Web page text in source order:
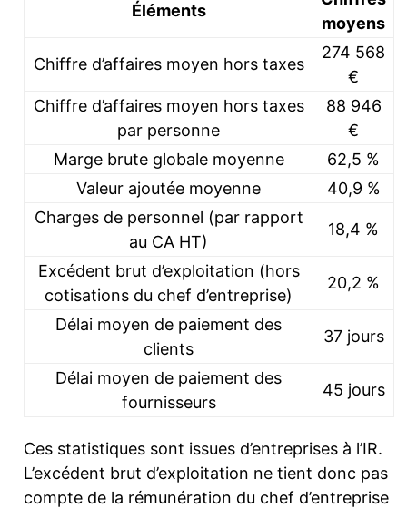
Éléments
moyens
Chiffre d’affaires moyen hors taxes
274 568
€
Chiffre d’affaires moyen hors taxes
par personne
88 946
€
Marge brute globale moyenne
62,5 %
Valeur ajoutée moyenne
40,9 %
Charges de personnel (par rapport
au CA HT)
18,4 %
Excédent brut d’exploitation (hors
cotisations du chef d’entreprise)
20,2 %
Délai moyen de paiement des
clients
37 jours
Délai moyen de paiement des
fournisseurs
45 jours
Ces statistiques sont issues d’entreprises à l’IR.
L’excédent brut d’exploitation ne tient donc pas
compte de la rémunération du chef d’entreprise